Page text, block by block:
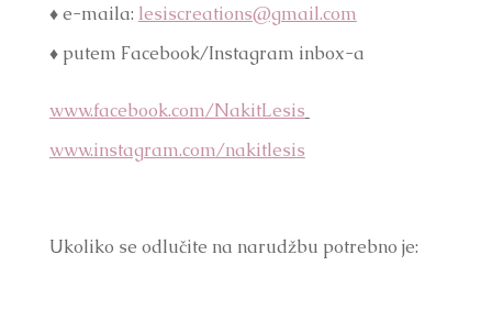
♦ e-maila: lesiscreations@gmail.com
♦ putem Facebook/Instagram inbox-a
www.facebook.com/NakitLesis
www.instagram.com/nakitlesis
Ukoliko se odlučite na narudžbu potrebno je: